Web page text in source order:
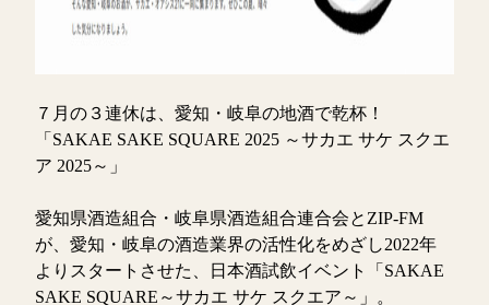
７月の３連休は、愛知・岐阜の地酒で乾杯！
「SAKAE SAKE SQUARE 2025 ～サカエ サケ スクエ
ア 2025～」
愛知県酒造組合・岐阜県酒造組合連合会とZIP-FM
が、愛知・岐阜の酒造業界の活性化をめざし2022年
よりスタートさせた、日本酒試飲イベント「SAKAE
SAKE SQUARE～サカエ サケ スクエア～」。